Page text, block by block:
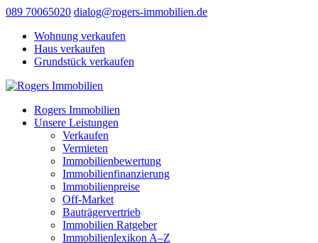
089 70065020 dialog@rogers-immobilien.de
Wohnung verkaufen
Haus verkaufen
Grundstück verkaufen
Rogers Immobilien
Unsere Leistungen
Verkaufen
Vermieten
Immobilienbewertung
Immobilienfinanzierung
Immobilienpreise
Off-Market
Bauträgervertrieb
Immobilien Ratgeber
Immobilienlexikon A–Z